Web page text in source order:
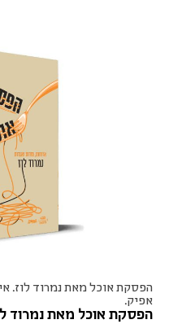
הפסקת אוכל מאת נמרוד לוז.
אפיק.
הפסקת אוכל מאת נמרוד